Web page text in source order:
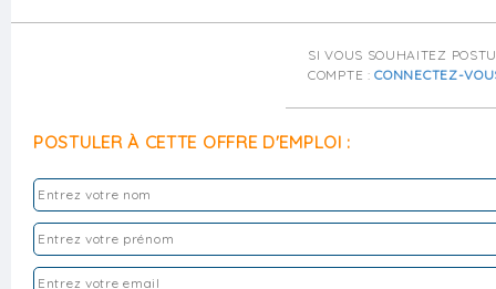
SI VOUS SOUHAITEZ
COMPTE :CONNECTEZ-
POSTULER À CETTE OFFRE D'EMPLOI :